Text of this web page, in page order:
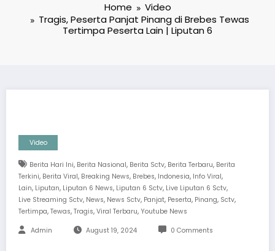
Home
Video
Tragis, Peserta Panjat Pinang di Brebes Tewas
Tertimpa Peserta Lain | Liputan 6
Video
Berita Hari Ini, Berita Nasional, Berita Sctv, Berita Terbaru, Berita
Terkini, Berita Viral, Breaking News, Brebes, Indonesia, Info Viral,
Lain, Liputan, Liputan 6 News, Liputan 6 Sctv, Live Liputan 6 Sctv,
Live Streaming Sctv, News, News Sctv, Panjat, Peserta, Pinang, Sctv,
Tertimpa, Tewas, Tragis, Viral Terbaru, Youtube News
Admin August 19, 2024 0 Comments